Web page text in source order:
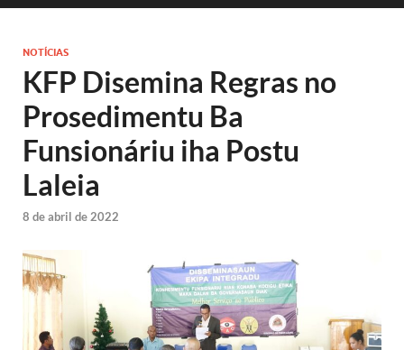
NOTÍCIAS
KFP Disemina Regras no
Prosedimentu Ba
Funsionáriu iha Postu
Laleia
8 de abril de 2022